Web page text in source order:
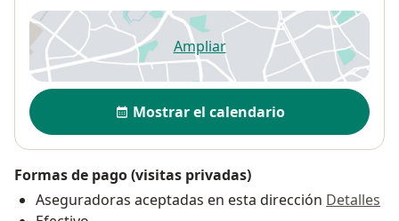
Ampliarse abre en una nueva
Disponibilidad
Mostrar el calendario
Formas de pago (visitas privadas)
Aseguradoras aceptadas en esta dirección Detalles